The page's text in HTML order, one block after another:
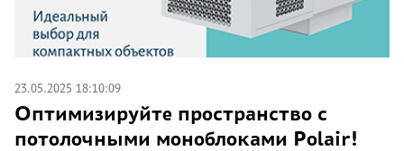
23.05.2025 18:10:09
Оптимизируйте пространство с
потолочными моноблоками Polair!